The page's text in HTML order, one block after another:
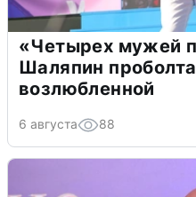
«Четырех мужей
Шаляпин
возлюбленной
6 августа 88